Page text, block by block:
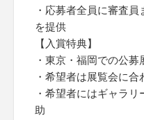
・応募者全員に審査
を提供
【入賞特典】
・東京・福岡での公募
・希望者は展覧会に
・希望者にはギャラ
助